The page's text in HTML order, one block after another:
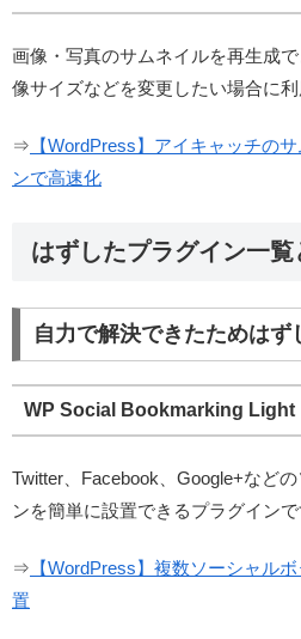
画像・写真のサムネイルを再生成
像サイズなどを変更したい場合に利
⇒ 【WordPress】アイキャッチの
ンで高速化
はずしたプラグイン一覧
自力で解決できたためはず
WP Social Bookmarking Light
Twitter、Facebook、Google+など
ンを簡単に設置できるプラグインで
⇒ 【WordPress】複数ソーシャル
置